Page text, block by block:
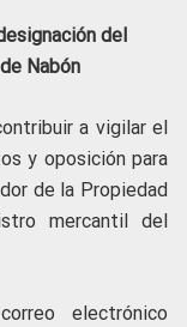
del
Nabón
a vigilar el
y oposición para
de la Propiedad
mercantil del
electrónico